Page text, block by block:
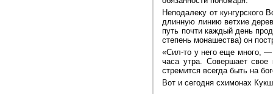
Неподалеку от кунгурского
длинную линию ветхие
путь почти каждый день
степень монашества) он
«Сил-то у него еще много,
часа утра. Совершает
стремится всегда быть на
Вот и сегодня схимонах